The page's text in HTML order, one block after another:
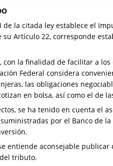
de la citada ley establece el
su Artículo 22, corresponde
con la finalidad de facilitar a
Federal considera
las obligaciones
en bolsa, así como el de
se ha tenido en cuenta el
por el Banco de
entiende aconsejable
tributo.